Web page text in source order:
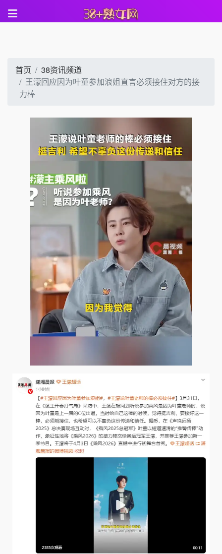
首页
38资讯频道
王濛回应因为叶童参加浪姐直言必须接住对方的接
力棒